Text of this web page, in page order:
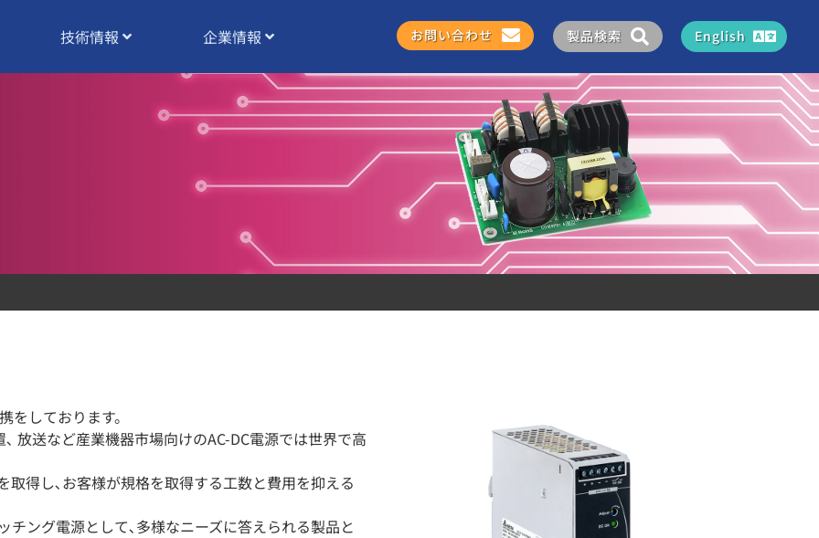
技術情報 企業情報 お問い合わせ 製品検索 English
しております。
放送など産業機器市場向けのAC-DC電源では世界で高
取得し､お客様が規格を取得する工数と費用を抑える
チング電源として､多様なニーズに答えられる製品と